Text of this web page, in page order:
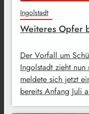
Ingolstadt
Weiteres Opfer
Der Vorfall um
Ingolstadt zieht
meldete sich jetzt
bereits Anfang Juli